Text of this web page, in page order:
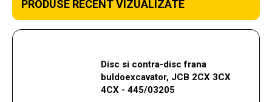
PRODUSE RECENT VIZUALIZATE
Disc si contra-disc frana
buldoexcavator, JCB 2CX 3CX
4CX - 445/03205